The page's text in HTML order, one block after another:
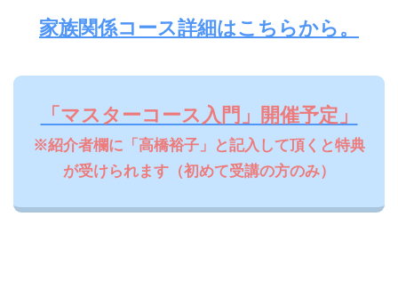
家族関係コース詳細はこちらから。
「マスターコース入門」開催予定」
※紹介者欄に「高橋裕子」と記入して頂くと特典
が受けられます（初めて受講の方のみ）